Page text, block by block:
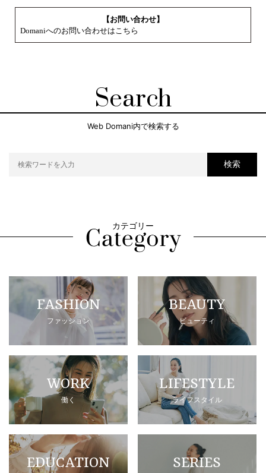
【お問い合わせ】
Domaniへのお問い合わせはこちら
Search
Web Domani内で検索する
検索
カテゴリー
FASHION
ファッション
BEAUTY
ビューティ
WORK
働く
LIFESTYLE
ライフスタイル
EDUCATION SERIES